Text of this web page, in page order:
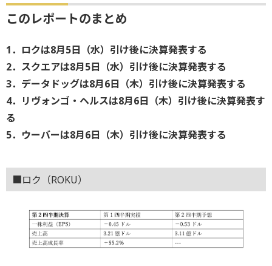
このレポートのまとめ
1．ロクは8月5日（水）引け後に決算発表する
2．スクエアは8月5日（水）引け後に決算発表する
3．データドッグは8月6日（木）引け後に決算発表する
4．リヴォンゴ・ヘルスは8月6日（木）引け後に決算発表す
る
5．ウーバーは8月6日（木）引け後に決算発表する
■ロク（ROKU）